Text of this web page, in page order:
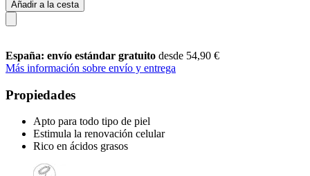
Añadir a la cesta
España: envío estándar gratuito desde 54,90 €
Más información sobre envío y entrega
Propiedades
Apto para todo tipo de piel
Estimula la renovación celular
Rico en ácidos grasos